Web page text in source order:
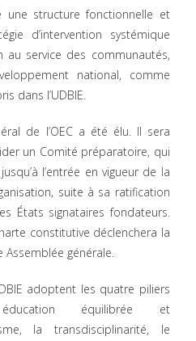
une structure fonctionnelle et
d’intervention systémique
au service des communautés,
national, comme
dans l’UDBIE.
de l’OEC a été élu. Il sera
un Comité préparatoire, qui
l’entrée en vigueur de la
suite à sa ratification
États signataires fondateurs.
constitutive déclenchera la
générale.
adoptent les quatre piliers
équilibrée et
la transdisciplinarité, le